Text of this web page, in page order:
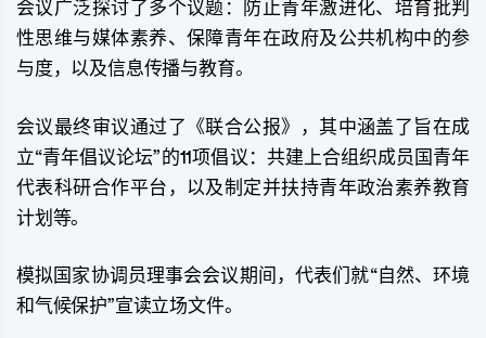
会议广泛探讨了多个议题：防止青年激进化、培育批判
性思维与媒体素养、保障青年在政府及公共机构中的参
与度，以及信息传播与教育。
会议最终审议通过了《联合公报》，其中涵盖了旨在成
立“青年倡议论坛”的11项倡议：共建上合组织成员国青年
代表科研合作平台，以及制定并扶持青年政治素养教育
计划等。
模拟国家协调员理事会会议期间，代表们就“自然、环境
和气候保护”宣读立场文件。